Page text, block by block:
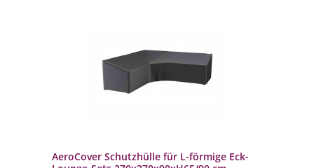
AeroCover Schutzhülle für L-förmige Eck-